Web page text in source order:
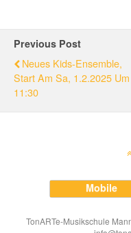
Previous Post
Neues Kids-Ensemble,
Start Am Sa, 1.2.2025 Um
11:30
Mobile
TonARTe-Musikschule